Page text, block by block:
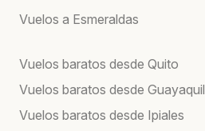
Vuelos a Esmeraldas
Vuelos baratos desde Quito
Vuelos baratos desde Guayaquil
Vuelos baratos desde Ipiales